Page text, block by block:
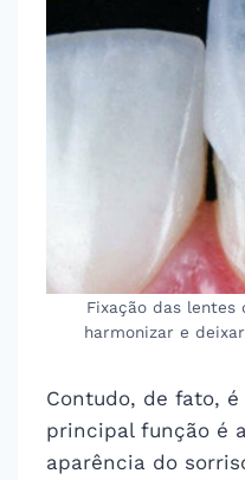
Fixação das
harmonizar e
Contudo, de fato,
principal função é
aparência do